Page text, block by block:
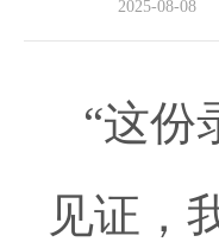
2025-08-08
“这份
见证，